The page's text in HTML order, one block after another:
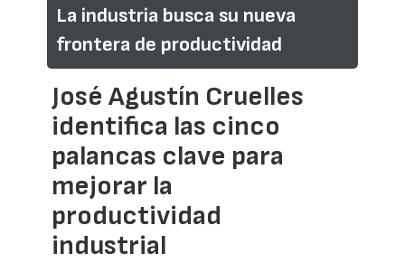
La industria busca su nueva
frontera de productividad
José Agustín Cruelles
identifica las cinco
palancas clave para
mejorar la
productividad
industrial